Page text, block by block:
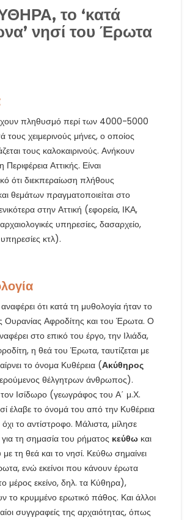
το ‘κατά
νησί του Έρωτα
πληθυσμό περί των 4000-5000
τους χειμερινούς μήνες, ο οποίος
τους καλοκαιρινούς. Ανήκουν
Περιφέρεια Αττικής. Είναι
ότι διεκπεραίωση πλήθους
θεμάτων πραγματοποιείται στο
στην Αττική (εφορεία, ΙΚΑ,
υπηρεσίες, δασαρχείο,
υπηρεσίες κτλ).
ότι κατά τη μυθολογία ήταν το
Ουρανίας Αφροδίτης και του Έρωτα. Ο
στο επικό του έργο, την Ιλιάδα,
η θεά του Έρωτα, ταυτίζεται με
το όνομα Κυθέρεια (Ακύθηρος
θέλγητρων άνθρωπος).
Ισίδωρο (γεωγράφος του Α΄ μ.Χ.
έλαβε το όνομά του από την Κυθέρεια
το αντίστροφο. Μάλιστα, μίλησε
τη σημασία του ρήματος κεύθω και
τη θεά και το νησί. Κεύθω σημαίνει
ενώ εκείνοι που κάνουν έρωτα
μέρος εκείνο, δηλ. τα Κύθηρα),
το κρυμμένο ερωτικό πάθος. Και άλλοι
συγγραφείς της αρχαιότητας, όπως